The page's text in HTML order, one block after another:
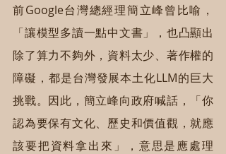
前Google台灣總經理簡立峰曾比喻，
「讓模型多讀一點中文書」，也凸顯出
除了算力不夠外，資料太少、著作權的
障礙，都是台灣發展本土化LLM的巨大
挑戰。因此，簡立峰向政府喊話，「你
認為要保有文化、歷史和價值觀，就應
該要把資料拿出來」，意思是應處理